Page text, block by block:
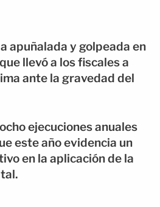
apuñalada y golpeada en
llevó a los fiscales a
ante la gravedad del
ejecuciones anuales
este año evidencia un
en la aplicación de la